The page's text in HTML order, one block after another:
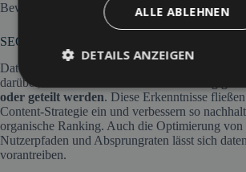
Bewertungen auswirkt.
SEO
Datengetriebenes Marketing liefert wichtige
darüber,
oder geteilt werden. Diese Erkenntnisse
Content-Strategie ein und verbessern so
organische Ranking. Auch die Optimierung von
Nutzerpfaden und Absprungraten lässt sich
vorantreiben.
ALLE ABLEHNEN
DETAILS ANZEIGEN